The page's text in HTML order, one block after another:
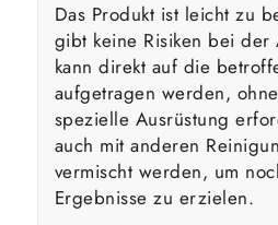
Das Produkt ist leicht zu
gibt keine Risiken bei der
kann direkt auf die
aufgetragen werden,
spezielle Ausrüstung
auch mit anderen
vermischt werden, um
Ergebnisse zu erzielen.